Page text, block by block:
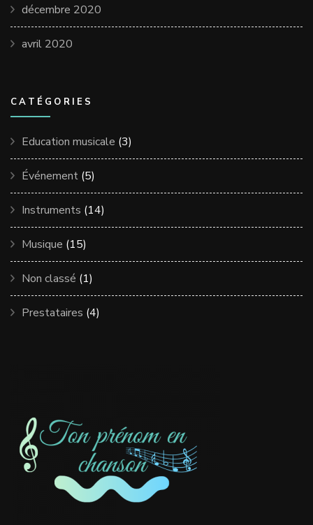
décembre 2020
avril 2020
CATÉGORIES
Education musicale (3)
Événement (5)
Instruments (14)
Musique (15)
Non classé (1)
Prestataires (4)